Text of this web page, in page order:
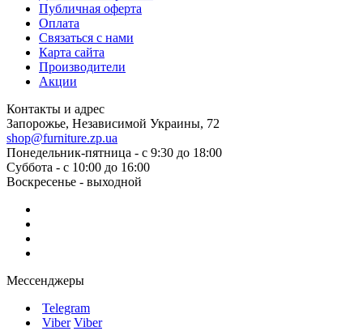
Публичная оферта
Оплата
Связаться с нами
Карта сайта
Производители
Акции
Контакты и адрес
Запорожье, Независимой Украины, 72
shop@furniture.zp.ua
Понедельник-пятница - с 9:30 до 18:00
Суббота - с 10:00 до 16:00
Воскресенье - выходной
Мессенджеры
Telegram
Viber Viber